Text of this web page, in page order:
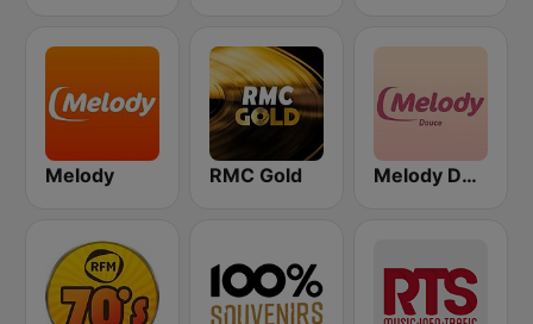
Melody RMC Gold Melody Douce